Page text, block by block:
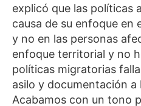
explicó que las políticas
causa de su enfoque
y no en las personas
enfoque territorial y no
políticas migratorias
asilo y documentación a
Acabamos con un tono